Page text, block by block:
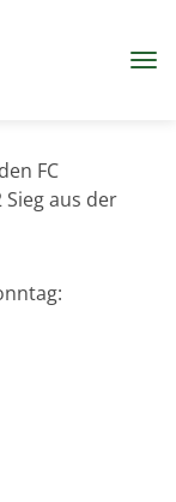
FC
aus der